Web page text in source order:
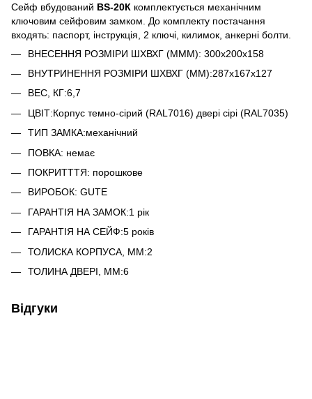
Сейф вбудований BS-20К комплектується механічним
ключовим сейфовим замком. До комплекту постачання
входять: паспорт, інструкція, 2 ключі, килимок, анкерні болти.
ВНЕСЕННЯ РОЗМІРИ ШХВХГ (МММ): 300х200х158
ВНУТРИНЕННЯ РОЗМІРИ ШХВХГ (ММ):287x167x127
ВЕС, КГ:6,7
ЦВІТ:Корпус темно-сірий (RAL7016) двері сірі (RAL7035)
ТИП ЗАМКА:механічний
ПОВКА: немає
ПОКРИТТТЯ: порошкове
ВИРОБОК: GUTE
ГАРАНТІЯ НА ЗАМОК:1 рік
ГАРАНТІЯ НА СЕЙФ:5 років
ТОЛИСКА КОРПУСА, ММ:2
ТОЛИНА ДВЕРІ, ММ:6
Відгуки